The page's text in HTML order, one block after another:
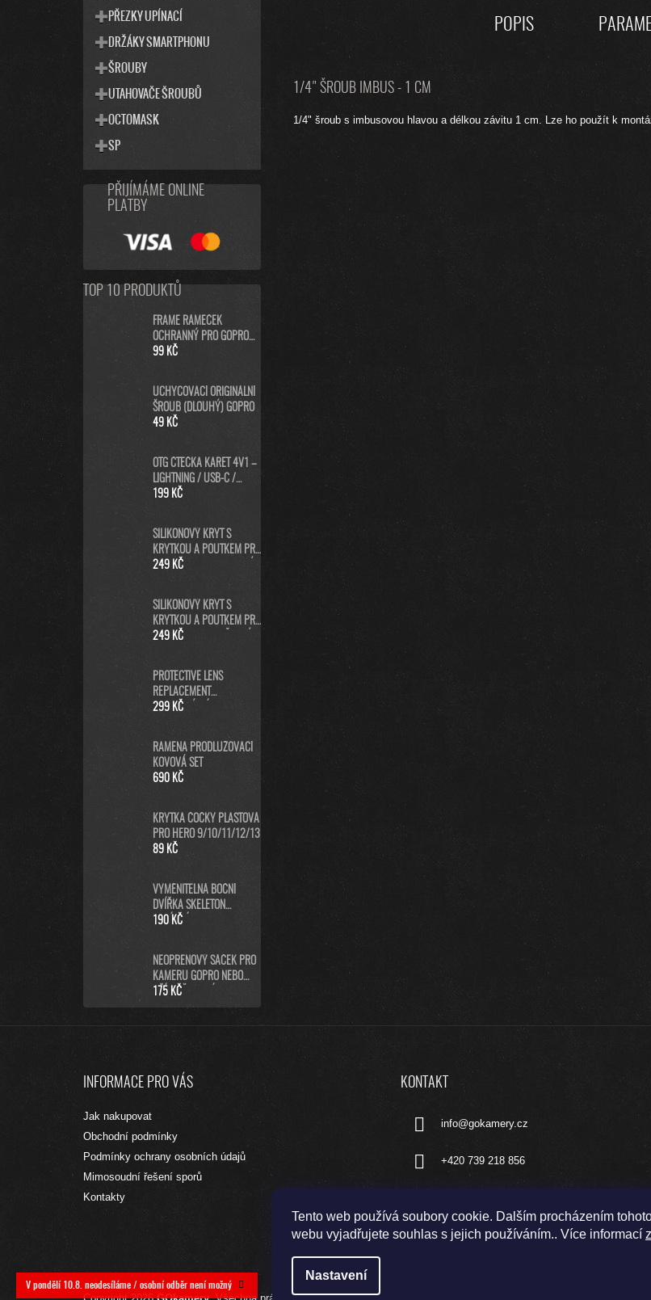
Tento web používá soubory cookie. Dalším procházením
webu vyjadřujete souhlas s jejich používáním.. Více informací
Nastavení
V pondělí 10.8. neodesíláme / osobní odběr není možný
PŘEZKY UPÍNACÍ
DRŽÁKY SMARTPHONU
ŠROUBY
UTAHOVAČE ŠROUBŮ
OCTOMASK
SP
PŘIJÍMÁME ONLINE
PLATBY
TOP 10 PRODUKTŮ
FRAME RÁMEČEK
OCHRANNÝ PRO GOPRO
HERO8 BLACK
99 KČ
UCHYCOVACÍ ORIGINÁLNÍ
ŠROUB (DLOUHÝ) GOPRO
49 KČ
OTG ČTEČKA KARET 4V1 –
LIGHTNING / USB-C /
MICRO USB / USB-A PRO
199 KČ
SILIKONOVÝ KRYT S
KRYTKOU A POUTKEM PRO
GOPRO HERO13 - MODRÝ
249 KČ
SILIKONOVÝ KRYT S
KRYTKOU A POUTKEM PRO
GOPRO HERO13 - ČERNÝ
249 KČ
PROTECTIVE LENS
REPLACEMENT
NEORIGINÁLNÍ (PRO
KRYTKA ČOČKY KAMERY -
ČERNÁ
299 KČ
RAMENA PRODLUŽOVACÍ
KOVOVÁ SET
690 KČ
KRYTKA ČOČKY PLASTOVÁ
PRO HERO 9/10/11/12/13
89 KČ
VYMĚNITELNÁ BOČNÍ
DVÍŘKA SKELETON
NABÍJECÍ
190 KČ
NEOPRENOVÝ SÁČEK PRO
KAMERU GOPRO NEBO
PŘÍSLUŠENSTVÍ (L)
175 KČ
POPIS
1/4" ŠROUB IMBUS - 1 CM
1/4" šroub s imbusovou hlavou a délkou závitu 1 cm. Lze ho použít k
INFORMACE PRO VÁS
Jak nakupovat
Obchodní podmínky
Podmínky ochrany osobních údajů
Mimosoudní řešení sporů
Kontakty
KONTAKT
info@gokamery.cz
+420 739 218 856